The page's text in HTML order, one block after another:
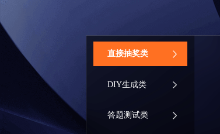
‌直接抽奖类
DIY生成类
答题测试类